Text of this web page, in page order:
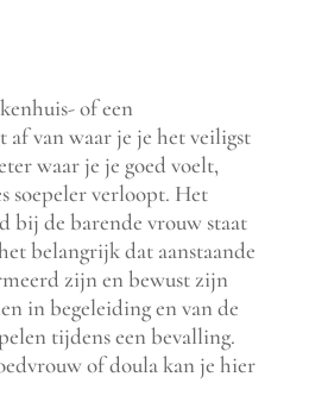
of een
af van waar je je het veiligst
waar je je goed voelt,
soepeler verloopt. Het
bij de barende vrouw staat
belangrijk dat aanstaande
zijn en bewust zijn
in begeleiding en van de
tijdens een bevalling.
of doula kan je hier